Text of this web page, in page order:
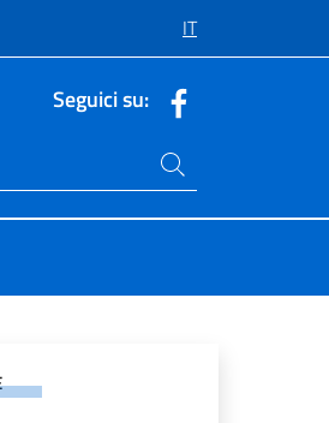
IT
Seguici su:
live